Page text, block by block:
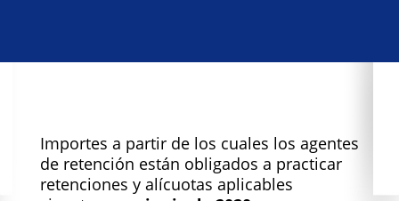
Importes a partir de los cuales los agentes
de retención están obligados a practicar
retenciones y alícuotas aplicables